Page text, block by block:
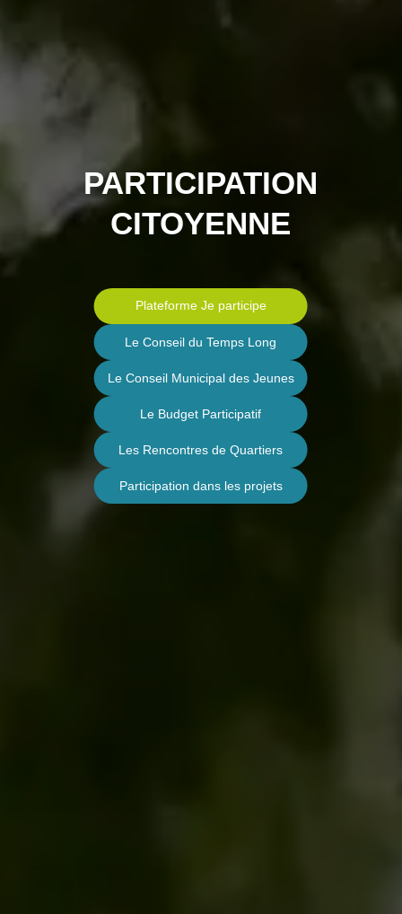
PARTICIPATION
CITOYENNE
Plateforme Je participe
Le Conseil du Temps Long
Le Conseil Municipal des Jeunes
Le Budget Participatif
Les Rencontres de Quartiers
Participation dans les projets